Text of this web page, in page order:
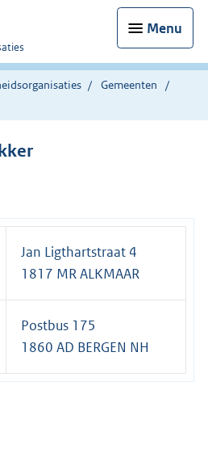
Menu
Gemeenten
Jan Ligthartstraat 4
1817 MR ALKMAAR
Postbus 175
1860 AD BERGEN NH